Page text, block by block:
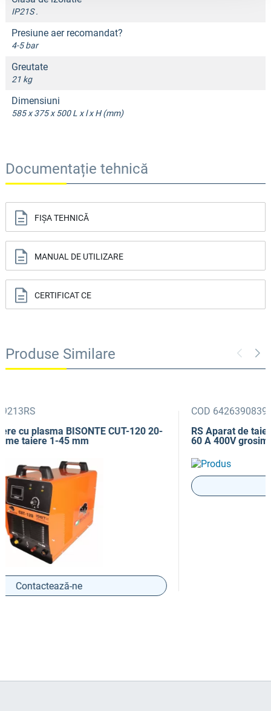
IP21S .
Presiune aer recomandat?
4-5 bar
Greutate
21 kg
Dimensiuni
585 x 375 x 500 L x l x H (mm)
Documentație tehnică
FIȘA TEHNICĂ
MANUAL DE UTILIZARE
CERTIFICAT CE
Produse Similare
COD 6426390839213RS
RS Aparat de taiere cu plasma BISONTE CUT-120 20-
120 A 400V grosime taiere 1-45 mm
Contactează-ne